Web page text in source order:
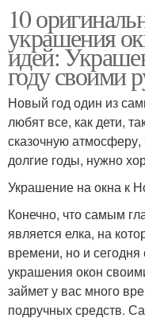
10
украшения
идей:
году своими
Новый год один из
любят все, как дети,
сказочную атмосферу,
долгие годы, нужно
Украшение на окна к
Конечно, что самым
является елка, на
времени, но и
украшения окон
займет у вас много
подручных средств.